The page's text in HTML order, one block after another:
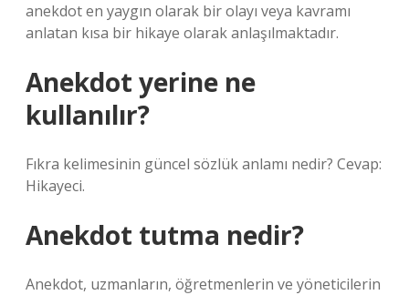
anekdot en yaygın olarak bir olayı veya kavramı
anlatan kısa bir hikaye olarak anlaşılmaktadır.
Anekdot yerine ne
kullanılır?
Fıkra kelimesinin güncel sözlük anlamı nedir? Cevap:
Hikayeci.
Anekdot tutma nedir?
Anekdot, uzmanların, öğretmenlerin ve yöneticilerin